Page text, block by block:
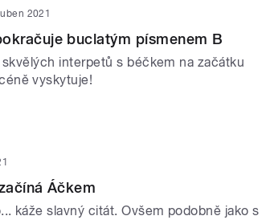
2021
buclatým písmenem B
interpetů s béčkem na začátku
vyskytuje!
Áčkem
káže slavný citát. Ovšem podobně jako s